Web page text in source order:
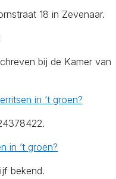
18 in Zevenaar.
bij de Kamer van
in ’t groen?
in ’t groen?
bekend.